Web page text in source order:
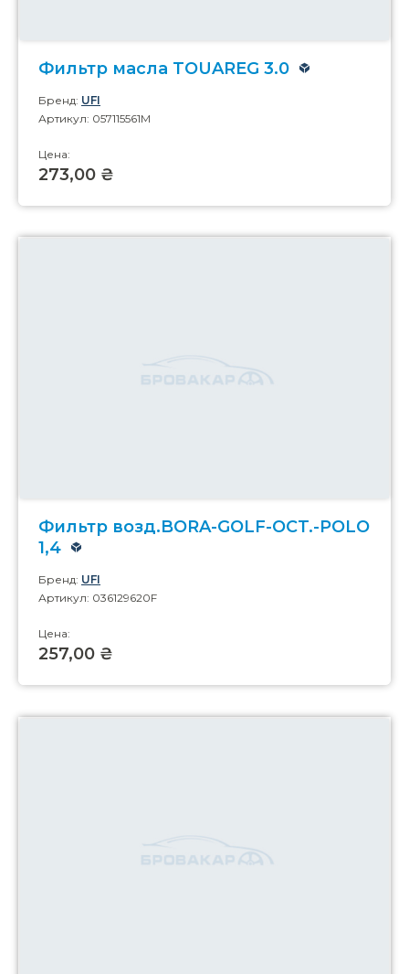
Фильтр масла TOUAREG 3.0
Бренд: UFI
Артикул: 057115561M
Цена:
273,00 ₴
Фильтр возд.BORA-GOLF-OCT.-POLO
1,4
Бренд: UFI
Артикул: 036129620F
Цена:
257,00 ₴